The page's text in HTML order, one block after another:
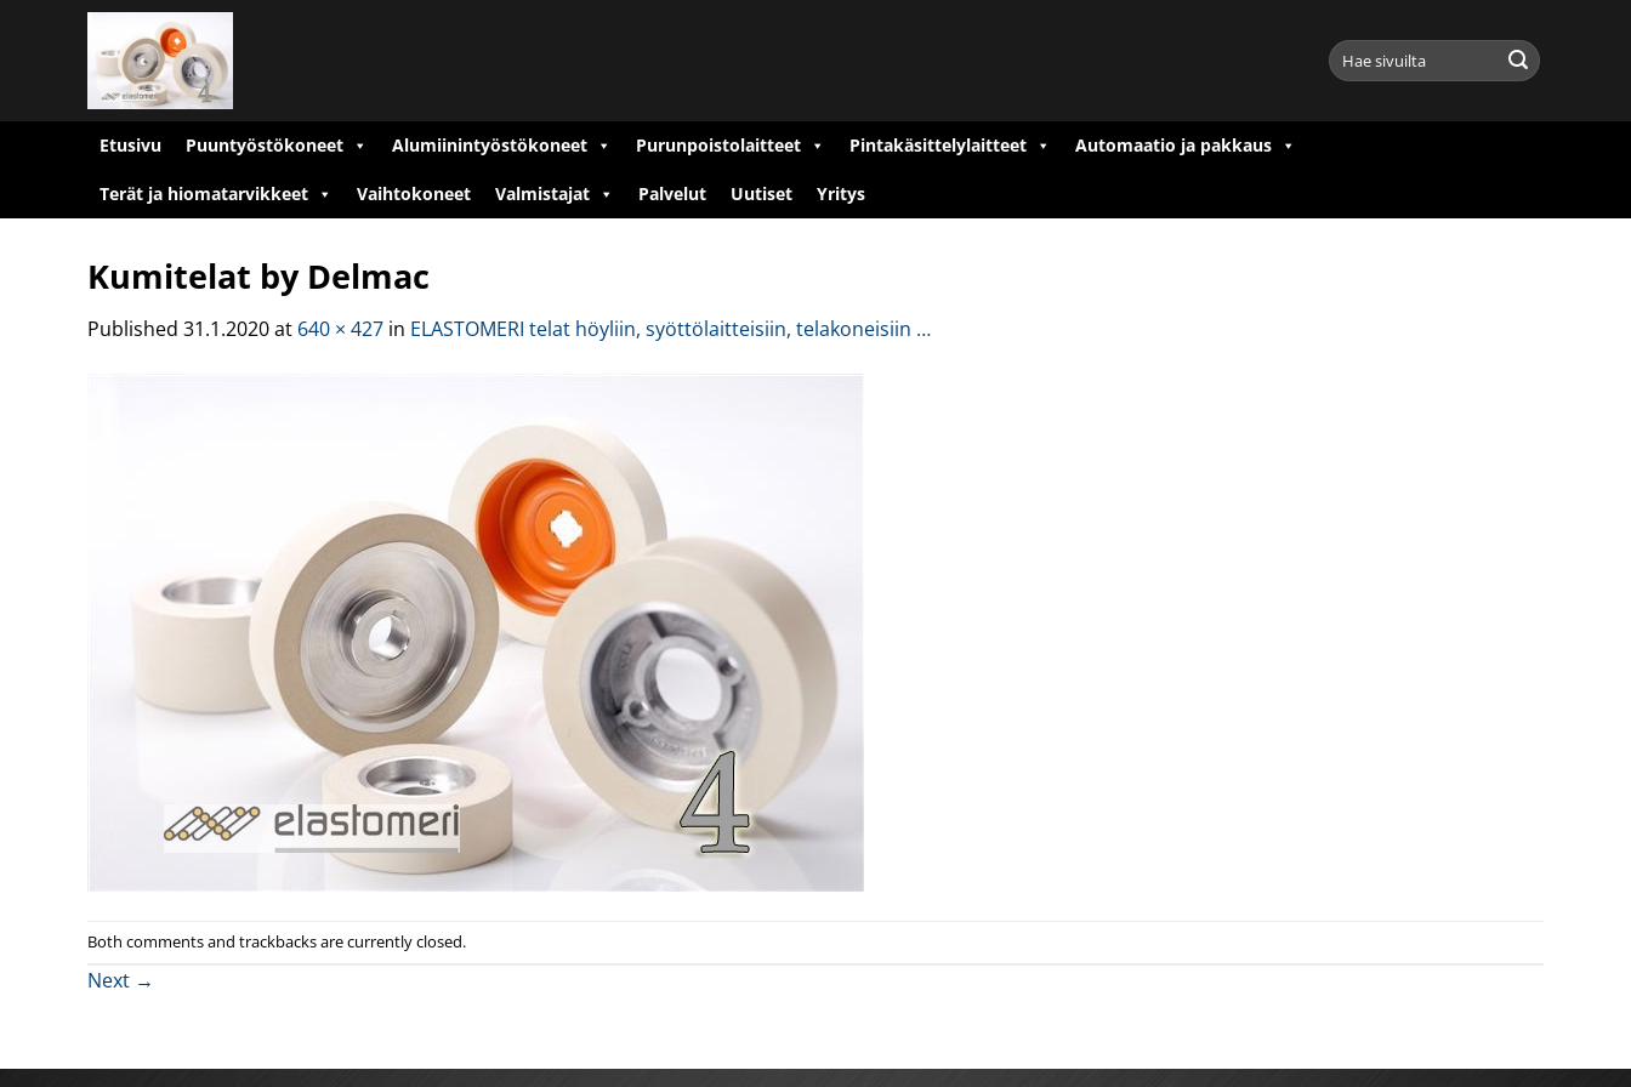
Etsi:
Etusivu Puuntyöstökoneet Alumiinintyöstökoneet Purunpoistolaitteet Pintakäsittelylaitteet Automaatio ja pakkaus
Terät ja hiomatarvikkeet Vaihtokoneet Valmistajat Palvelut Uutiset Yritys
Kumitelat by Delmac
Published 31.1.2020at 640 × 427 in ELASTOMERI telat höyliin, syöttölaitteisiin, telakoneisiin …
Both comments and trackbacks are currently closed.
Next →